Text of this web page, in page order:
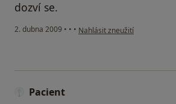
dozví se.
2. dubna 2009 • • • podle názoru uživatele syslová
Nahlásit zneužití
Pacient